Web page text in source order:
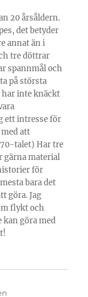
20 årsåldern.
det betyder
annat än i
tre döttrar
spannmål och
på största
har inte knäckt
ett intresse för
att
talet) Har tre
gärna material
för
bara det
göra. Jag
flykt och
kan göra med